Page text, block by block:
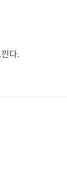
다.